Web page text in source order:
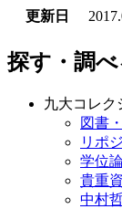
更新日
探す・調べ
九大コレク
図書
リポ
学位
貴重
中村